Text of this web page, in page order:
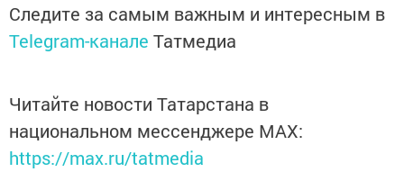
Следите за самым важным и интересным в
Telegram-канале Татмедиа
Читайте новости Татарстана в
национальном мессенджере MАХ:
https://max.ru/tatmedia